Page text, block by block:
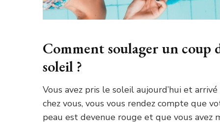
Comment soulager un coup
soleil ?
Vous avez pris le soleil aujourd’hui et arrivé
chez vous, vous vous rendez compte que
peau est devenue rouge et que vous avez